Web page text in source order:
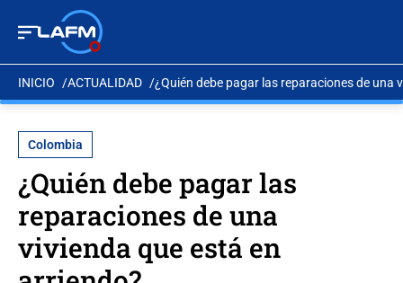
INICIO ACTUALIDAD ¿Quién debe pagar las reparaciones de una
Colombia
¿Quién debe pagar las
reparaciones de una
vivienda que está en